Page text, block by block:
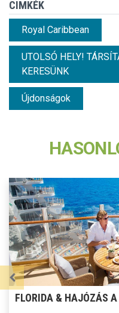
CIMKÉK
Royal Caribbean
UTOLSÓ HELY!
KERESÜNK
Újdonságok
FLORIDA & HAJÓZÁS